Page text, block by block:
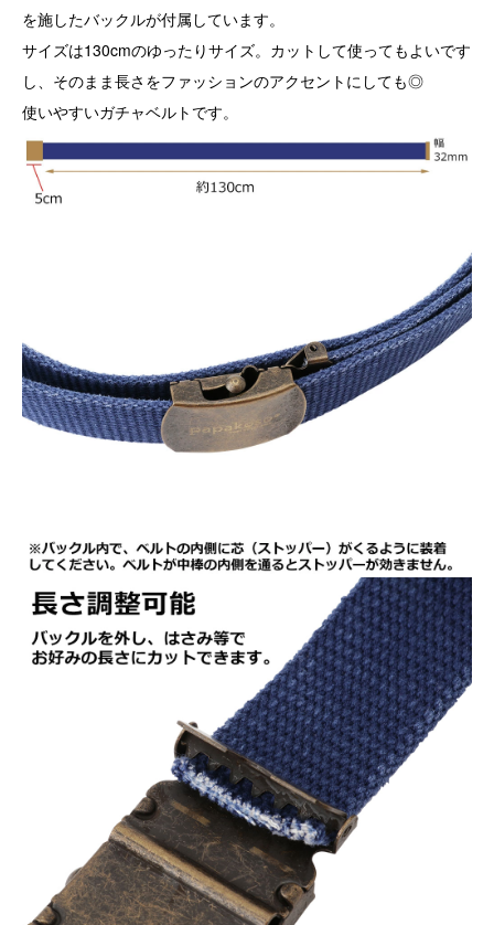
を施したバックルが付属しています。
サイズは130cmのゆったりサイズ。カットして使ってもよいです
し、そのまま長さをファッションのアクセントにしても◎
使いやすいガチャベルトです。